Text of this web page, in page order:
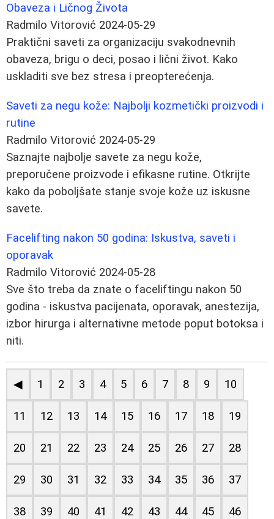
Obaveza i Ličnog Života
Radmilo Vitorović 2024-05-29
Praktični saveti za organizaciju svakodnevnih
obaveza, brigu o deci, posao i lični život. Kako
uskladiti sve bez stresa i preopterećenja.
Saveti za negu kože: Najbolji kozmetički proizvodi i
rutine
Radmilo Vitorović 2024-05-29
Saznajte najbolje savete za negu kože,
preporučene proizvode i efikasne rutine. Otkrijte
kako da poboljšate stanje svoje kože uz iskusne
savete.
Facelifting nakon 50 godina: Iskustva, saveti i
oporavak
Radmilo Vitorović 2024-05-28
Sve što treba da znate o faceliftingu nakon 50
godina - iskustva pacijenata, oporavak, anestezija,
izbor hirurga i alternativne metode poput botoksa i
niti.
◀ 1 2 3 4 5 6 7 8 9 10
11 12 13 14 15 16 17 18 19
20 21 22 23 24 25 26 27 28
29 30 31 32 33 34 35 36 37
38 39 40 41 42 43 44 45 46